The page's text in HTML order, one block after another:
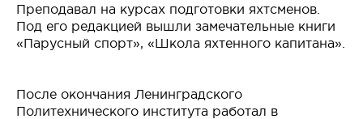
Преподавал на курсах подготовки яхтсменов.
Под его редакцией вышли замечательные книги
«Парусный спорт», «Школа яхтенного капитана».
После окончания Ленинградского
Политехнического института работал в